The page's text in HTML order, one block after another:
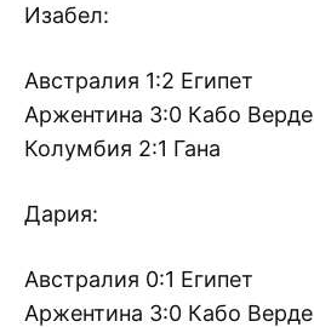
Изабел:
Австралия 1:2 Египет
Аржентина 3:0 Кабо Верде
Колумбия 2:1 Гана
Дария:
Австралия 0:1 Египет
Аржентина 3:0 Кабо Верде